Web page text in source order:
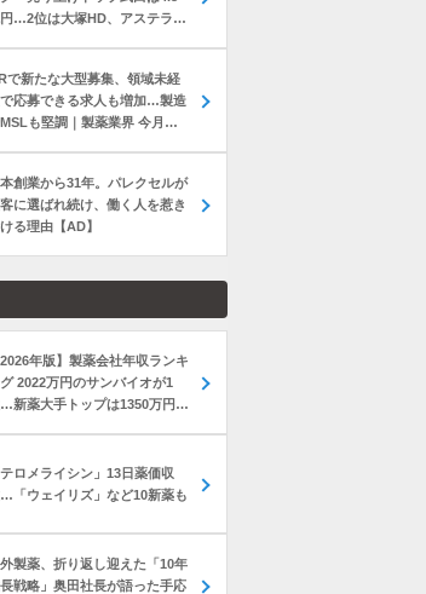
…2位は大塚HD、アステラス
で新たな大型募集、領域未経
応募できる求人も増加…製造
も堅調｜製薬業界 今月の
本創業から31年。パレクセルが
に選ばれ続け、働く人を惹き
る理由【AD】
2026年版】製薬会社年収ランキ
2022万円のサンバイオが1
新薬大手トップは1350万円の
テロメライシン」13日薬価収
「ウェイリズ」など10新薬も
製薬、折り返し迎えた「10年
戦略」奥田社長が語った手応